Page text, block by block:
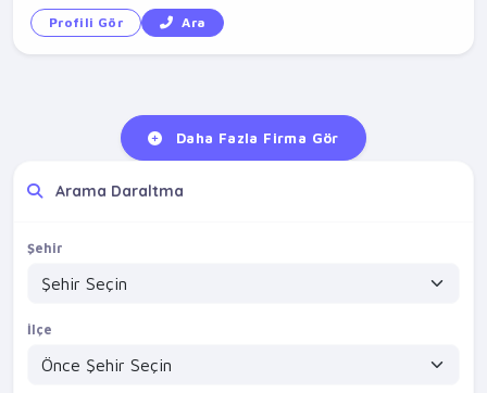
Profili Gör Ara
Daha Fazla Firma Gör
Arama Daraltma
Şehir
İlçe